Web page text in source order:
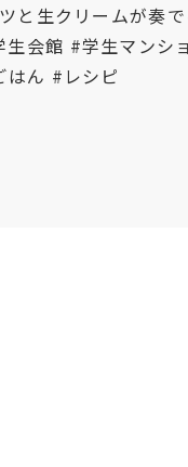
生クリームが奏で
生会館 #学生マンシ
はん #レシピ